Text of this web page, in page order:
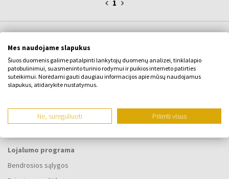
1
APIE ĮMONĘ
Apie mus
KONTAKTINĖ FORMA
Lojalumo programa
Bendrosios sąlygos
Mes naudojame slapukus
Šiuos duomenis galime patalpinti lankytojų duomenų analizei, tinklalapio
patobulinimui, suasmeninto turinio rodymui ir puikios interneto patirties
suteikimui. Norėdami gauti daugiau informacijos apie mūsų naudojamus
slapukus, atidarykite nustatymus.
Ne, sureguliuoti Priimti visus